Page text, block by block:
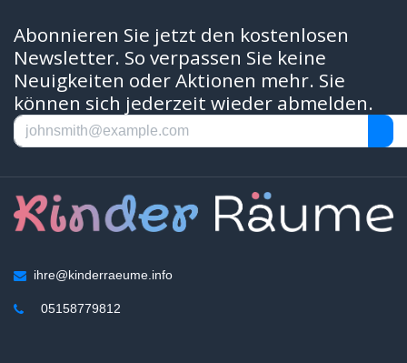
Abonnieren Sie jetzt den kostenlosen
Newsletter. So verpassen Sie keine
Neuigkeiten oder Aktionen mehr. Sie
können sich jederzeit wieder abmelden.
ihre@kinderraeume.info
05158779812